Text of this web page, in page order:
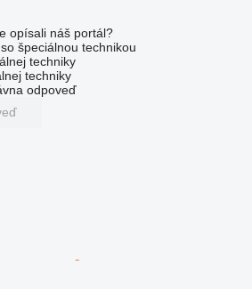
opísali náš portál?
špeciálnou technikou
techniky
techniky
odpoveď